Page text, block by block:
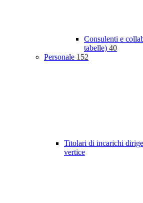
Consulenti e
tabelle) 40
Personale 152
Titolari di incarichi
vertice